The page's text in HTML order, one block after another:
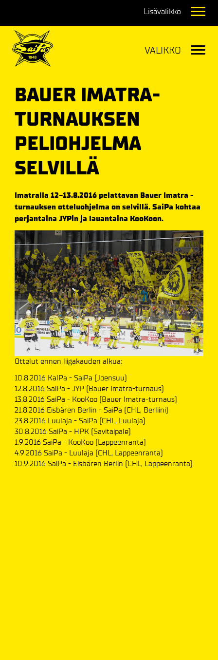
BAUER IMATRA-
TURNAUKSEN
PELIOHJELMA
SELVILLÄ
Imatralla 12-13.8.2016 pelattavan Bauer Imatra -
turnauksen otteluohjelma on selvillä. SaiPa kohtaa
perjantaina JYPin ja lauantaina KooKoon.
Ottelut ennen liigakauden alkua:
10.8.2016 KalPa - SaiPa (Joensuu)
12.8.2016 SaiPa - JYP (Bauer Imatra-turnaus)
13.8.2016 SaiPa - KooKoo (Bauer Imatra-turnaus)
21.8.2016 Eisbären Berlin - SaiPa (CHL, Berliini)
23.8.2016 Luulaja - SaiPa (CHL, Luulaja)
30.8.2016 SaiPa - HPK (Savitaipale)
1.9.2016 SaiPa - KooKoo (Lappeenranta)
4.9.2016 SaiPa - Luulaja (CHL, Lappeenranta)
10.9.2016 SaiPa - Eisbären Berlin (CHL, Lappeenranta)